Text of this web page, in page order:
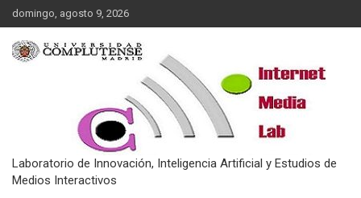
Saltar
al
contenido
domingo, agosto 9, 2026
Laboratorio de Innovación, Inteligencia Artificial y Estudios de
Medios Interactivos